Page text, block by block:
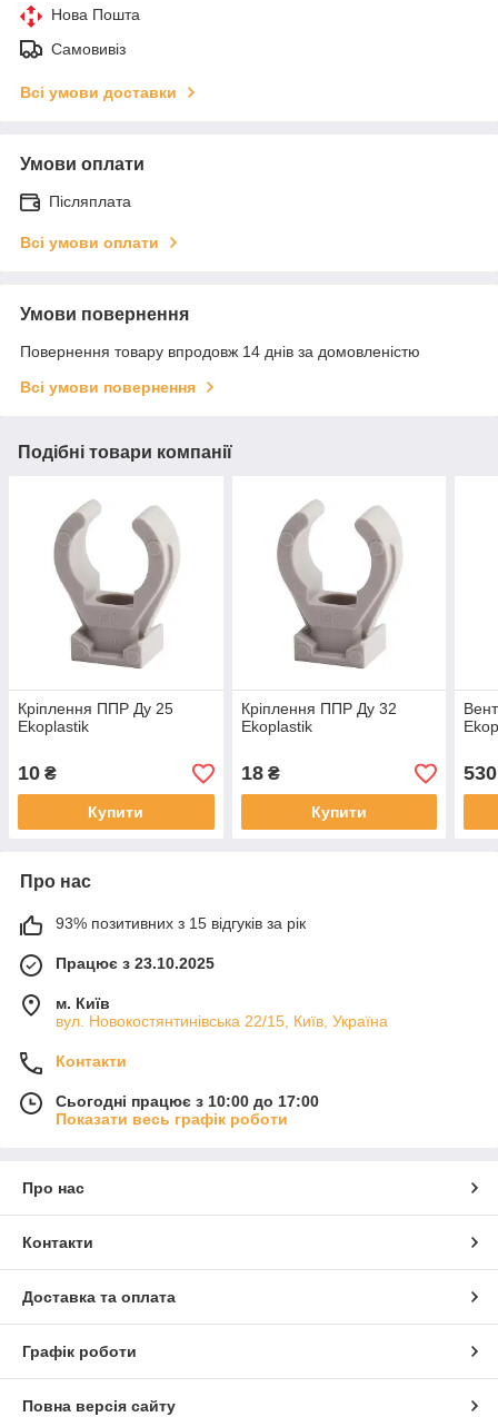
Нова Пошта
Самовивіз
Всі умови доставки
Умови оплати
Післяплата
Всі умови оплати
Умови повернення
Повернення товару впродовж 14 днів за домовленістю
Всі умови повернення
Подібні товари компанії
Кріплення ППР Ду 25
Ekoplastik
10 ₴
Купити
Кріплення ППР Ду 32
Ekoplastik
18₴
Купити
530
Про нас
93% позитивних з 15 відгуків за рік
Працює з 23.10.2025
м. Київ
вул. Новокостянтинівська 22/15, Київ, Україна
Контакти
Сьогодні працює з 10:00 до 17:00
Показати весь графік роботи
Про нас
Контакти
Доставка та оплата
Графік роботи
Повна версія сайту